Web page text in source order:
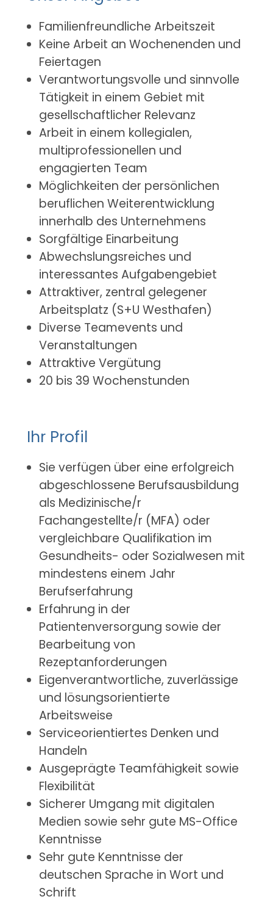
Familienfreundliche Arbeitszeit
Keine Arbeit an Wochenenden und
Feiertagen
Verantwortungsvolle und sinnvolle
Tätigkeit in einem Gebiet mit
gesellschaftlicher Relevanz
Arbeit in einem kollegialen,
multiprofessionellen und
engagierten Team
Möglichkeiten der persönlichen
beruflichen Weiterentwicklung
innerhalb des Unternehmens
Sorgfältige Einarbeitung
Abwechslungsreiches und
interessantes Aufgabengebiet
Attraktiver, zentral gelegener
Arbeitsplatz (S+U Westhafen)
Diverse Teamevents und
Veranstaltungen
Attraktive Vergütung
20 bis 39 Wochenstunden
Ihr Profil
Sie verfügen über eine erfolgreich
abgeschlossene Berufsausbildung
als Medizinische/r
Fachangestellte/r (MFA) oder
vergleichbare Qualifikation im
Gesundheits- oder Sozialwesen mit
mindestens einem Jahr
Berufserfahrung
Erfahrung in der
Patientenversorgung sowie der
Bearbeitung von
Rezeptanforderungen
Eigenverantwortliche, zuverlässige
und lösungsorientierte
Arbeitsweise
Serviceorientiertes Denken und
Handeln
Ausgeprägte Teamfähigkeit sowie
Flexibilität
Sicherer Umgang mit digitalen
Medien sowie sehr gute MS-Office
Kenntnisse
Sehr gute Kenntnisse der
deutschen Sprache in Wort und
Schrift